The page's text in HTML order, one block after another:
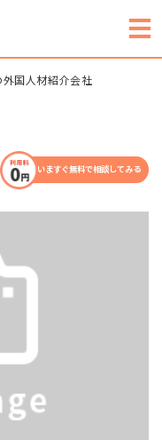
国人材紹介会社
いますぐ無料で相談してみる